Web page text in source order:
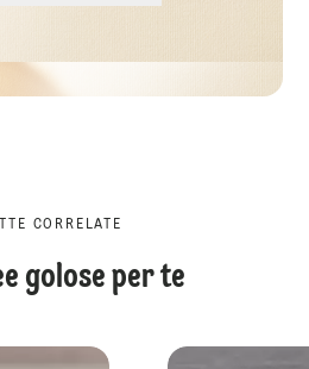
CORRELATE
golose per te